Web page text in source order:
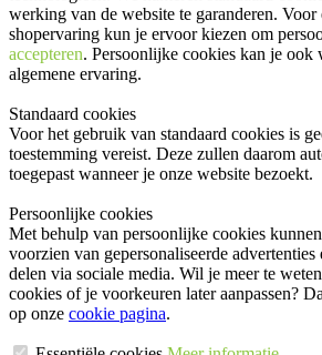
werking van de website te garanderen. Voor
shopervaring kun je ervoor kiezen om
accepteren. Persoonlijke cookies kan je ook
algemene ervaring.
Standaard cookies
Voor het gebruik van standaard cookies is
toestemming vereist. Deze zullen daarom
toegepast wanneer je onze website bezoekt.
Persoonlijke cookies
Met behulp van persoonlijke cookies
voorzien van gepersonaliseerde
delen via sociale media. Wil je meer te
cookies of je voorkeuren later aanpassen?
op onze cookie pagina.